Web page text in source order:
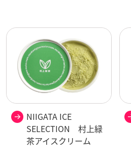
NIIGATA ICE
SELECTION 村上緑
茶アイスクリーム